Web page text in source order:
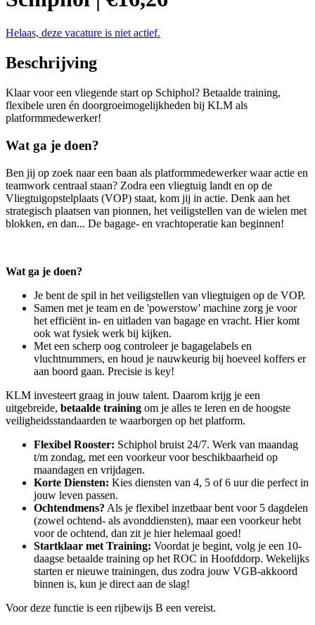
Helaas, deze vacature is niet actief.
Beschrijving
Klaar voor een vliegende start op Schiphol? Betaalde training,
flexibele uren én doorgroeimogelijkheden bij KLM als
platformmedewerker!
Wat ga je doen?
Ben jij op zoek naar een baan als platformmedewerker waar actie en
teamwork centraal staan? Zodra een vliegtuig landt en op de
Vliegtuigopstelplaats (VOP) staat, kom jij in actie. Denk aan het
strategisch plaatsen van pionnen, het veiligstellen van de wielen met
blokken, en dan... De bagage- en vrachtoperatie kan beginnen!
Wat ga je doen?
Je bent de spil in het veiligstellen van vliegtuigen op de VOP.
Samen met je team en de 'powerstow' machine zorg je voor
het efficiënt in- en uitladen van bagage en vracht. Hier komt
ook wat fysiek werk bij kijken.
Met een scherp oog controleer je bagagelabels en
vluchtnummers, en houd je nauwkeurig bij hoeveel koffers er
aan boord gaan. Precisie is key!
KLM investeert graag in jouw talent. Daarom krijg je een
uitgebreide, betaalde training om je alles te leren en de hoogste
veiligheidsstandaarden te waarborgen op het platform.
Flexibel Rooster: Schiphol bruist 24/7. Werk van maandag
t/m zondag, met een voorkeur voor beschikbaarheid op
maandagen en vrijdagen.
Korte Diensten: Kies diensten van 4, 5 of 6 uur die perfect in
jouw leven passen.
Ochtendmens? Als je flexibel inzetbaar bent voor 5 dagdelen
(zowel ochtend- als avonddiensten), maar een voorkeur hebt
voor de ochtend, dan zit je hier helemaal goed!
Startklaar met Training: Voordat je begint, volg je een 10-
daagse betaalde training op het ROC in Hoofddorp. Wekelijks
starten er nieuwe trainingen, dus zodra jouw VGB-akkoord
binnen is, kun je direct aan de slag!
Voor deze functie is een rijbewijs B een vereist.